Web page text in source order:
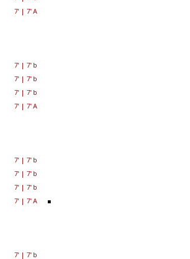
7'| 7' A
7'| 7' b
7'| 7' b
7'| 7' b
7'| 7' A
7'| 7' b
7'| 7' b
7'| 7' b
7'| 7' A
7'| 7' b